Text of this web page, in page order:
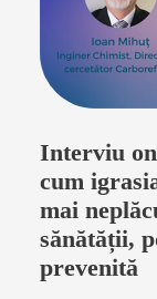
Interviu
cum
mai
sănătății,
prevenită